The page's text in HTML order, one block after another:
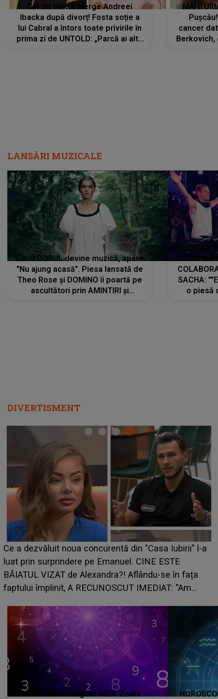
Cât de bine îi merge Andreei
Ibacka după divorț! Fosta soție a
lui Cabral a întors toate privirile în
prima zi de UNTOLD: „Parcă ai altă
cancer
Berkovich,
LANSĂRI MUZICALE
Când DORUL devine muzică, apare
"Nu ajung acasă". Piesa lansată de
Theo Rose și DOMINO îi poartă pe
ascultători prin AMINTIRI și
SACHA:
o piesă
DIVERTISMENT
din "Casa Iubirii" l-a
CINE ESTE
Aflându-se în fața
IMEDIAT: "Am
HOROSCOP de
care riscă să rămână
grabă îi aduce pierderi
planurile peste cap
HOROSCOP 7 august 2026. Zodia